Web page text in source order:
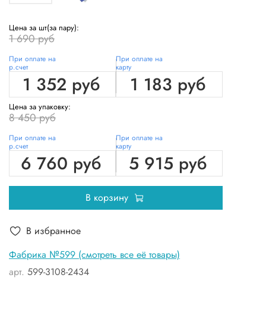
Фабрика №599 (смотреть все её товары)
арт. 599-3108-2434
Цена за шт(за пару):
1 690 руб
При оплате на
р.счет
1 352 руб
При оплате на
карту
1 183 руб
Цена за упаковку:
8 450 руб
При оплате на
р.счет
6 760 руб
При оплате на
карту
5 915 руб
В корзину
В избранное